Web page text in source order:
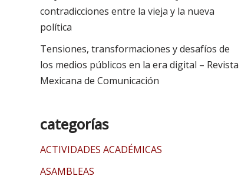
contradicciones entre la vieja y la nueva
política
Tensiones, transformaciones y desafíos de
los medios públicos en la era digital – Revista
Mexicana de Comunicación
categorías
ACTIVIDADES ACADÉMICAS
ASAMBLEAS